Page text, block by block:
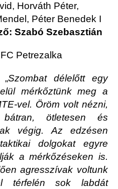
Horváth Péter,
Péter Benedek I
Szabó Szebasztián
Petrezalka
„Szombat délelőtt egy
mérkőztünk meg a
vel. Öröm volt nézni,
ötletesen és
végig. Az edzésen
dolgokat egyre
a mérkőzéseken is.
agresszívak voltunk
térfelén sok labdát